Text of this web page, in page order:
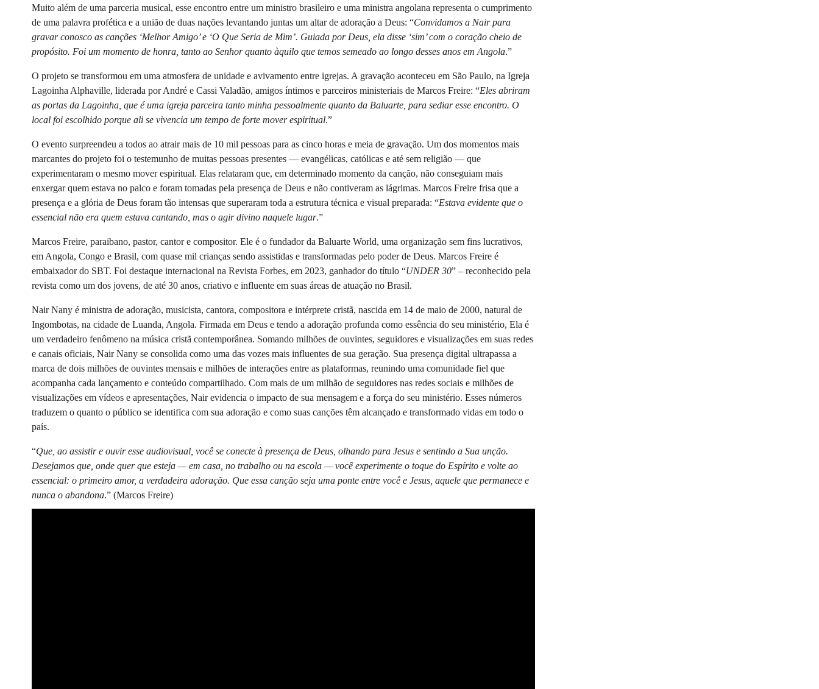
Muito além de uma parceria musical, esse encontro entre um ministro brasileiro e uma ministra angolana representa o cumprimento
de uma palavra profética e a união de duas nações levantando juntas um altar de adoração a Deus: “Convidamos a Nair para
gravar conosco as canções ‘Melhor Amigo’ e ‘O Que Seria de Mim’. Guiada por Deus, ela disse ‘sim’ com o coração cheio de
propósito. Foi um momento de honra, tanto ao Senhor quanto àquilo que temos semeado ao longo desses anos em Angola.”
O projeto se transformou em uma atmosfera de unidade e avivamento entre igrejas. A gravação aconteceu em São Paulo, na Igreja
Lagoinha Alphaville, liderada por André e Cassi Valadão, amigos íntimos e parceiros ministeriais de Marcos Freire: “Eles abriram
as portas da Lagoinha, que é uma igreja parceira tanto minha pessoalmente quanto da Baluarte, para sediar esse encontro. O
local foi escolhido porque ali se vivencia um tempo de forte mover espiritual.”
O evento surpreendeu a todos ao atrair mais de 10 mil pessoas para as cinco horas e meia de gravação. Um dos momentos mais
marcantes do projeto foi o testemunho de muitas pessoas presentes — evangélicas, católicas e até sem religião — que
experimentaram o mesmo mover espiritual. Elas relataram que, em determinado momento da canção, não conseguiam mais
enxergar quem estava no palco e foram tomadas pela presença de Deus e não contiveram as lágrimas. Marcos Freire frisa que a
presença e a glória de Deus foram tão intensas que superaram toda a estrutura técnica e visual preparada: “Estava evidente que o
essencial não era quem estava cantando, mas o agir divino naquele lugar.”
Marcos Freire, paraibano, pastor, cantor e compositor. Ele é o fundador da Baluarte World, uma organização sem fins lucrativos,
em Angola, Congo e Brasil, com quase mil crianças sendo assistidas e transformadas pelo poder de Deus. Marcos Freire é
embaixador do SBT. Foi destaque internacional na Revista Forbes, em 2023, ganhador do título “UNDER 30” – reconhecido pela
revista como um dos jovens, de até 30 anos, criativo e influente em suas áreas de atuação no Brasil.
Nair Nany é ministra de adoração, musicista, cantora, compositora e intérprete cristã, nascida em 14 de maio de 2000, natural de
Ingombotas, na cidade de Luanda, Angola. Firmada em Deus e tendo a adoração profunda como essência do seu ministério, Ela é
um verdadeiro fenômeno na música cristã contemporânea. Somando milhões de ouvintes, seguidores e visualizações em suas redes
e canais oficiais, Nair Nany se consolida como uma das vozes mais influentes de sua geração. Sua presença digital ultrapassa a
marca de dois milhões de ouvintes mensais e milhões de interações entre as plataformas, reunindo uma comunidade fiel que
acompanha cada lançamento e conteúdo compartilhado. Com mais de um milhão de seguidores nas redes sociais e milhões de
visualizações em vídeos e apresentações, Nair evidencia o impacto de sua mensagem e a força do seu ministério. Esses números
traduzem o quanto o público se identifica com sua adoração e como suas canções têm alcançado e transformado vidas em todo o
país.
“Que, ao assistir e ouvir esse audiovisual, você se conecte à presença de Deus, olhando para Jesus e sentindo a Sua unção.
Desejamos que, onde quer que esteja — em casa, no trabalho ou na escola — você experimente o toque do Espírito e volte ao
essencial: o primeiro amor, a verdadeira adoração. Que essa canção seja uma ponte entre você e Jesus, aquele que permanece e
nunca o abandona.” (Marcos Freire)